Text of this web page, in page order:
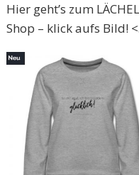
Hier geht’s zum
Shop – klick aufs Bild!